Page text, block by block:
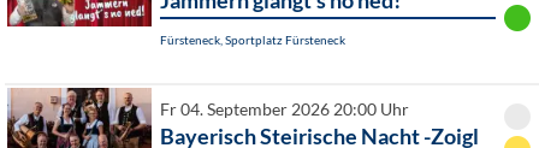
Fürsteneck, Sportplatz Fürsteneck
Fr 04. September 2026 20:00 Uhr
Bayerisch Steirische Nacht -Zoigl